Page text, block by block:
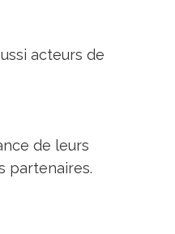
acteurs de
de leurs
partenaires.